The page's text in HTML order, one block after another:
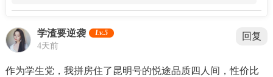
学渣要逆袭 Lv.5
4天前
回复
作为学生党，我拼房住了昆明号的悦途品质四人间，性价比